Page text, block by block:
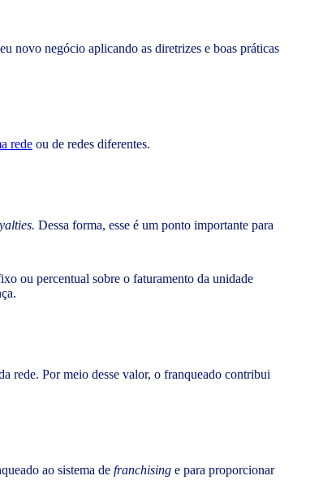
novo negócio aplicando as diretrizes e boas práticas
rede ou de redes diferentes.
Dessa forma, esse é um ponto importante para
ou percentual sobre o faturamento da unidade
rede. Por meio desse valor, o franqueado contribui
ao sistema de franchising e para proporcionar